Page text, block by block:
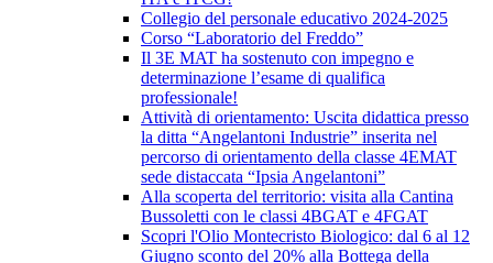
Collegio del personale educativo 2024-2025
Corso “Laboratorio del Freddo”
Il 3E MAT ha sostenuto con impegno e
determinazione l’esame di qualifica
professionale!
Attività di orientamento: Uscita didattica presso
la ditta “Angelantoni Industrie” inserita nel
percorso di orientamento della classe 4EMAT
sede distaccata “Ipsia Angelantoni”
Alla scoperta del territorio: visita alla Cantina
Bussoletti con le classi 4BGAT e 4FGAT
Scopri l'Olio Montecristo Biologico: dal 6 al 12
Giugno sconto del 20% alla Bottega della